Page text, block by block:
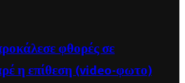
φθορές σε
η επίθεση (video-φωτο)